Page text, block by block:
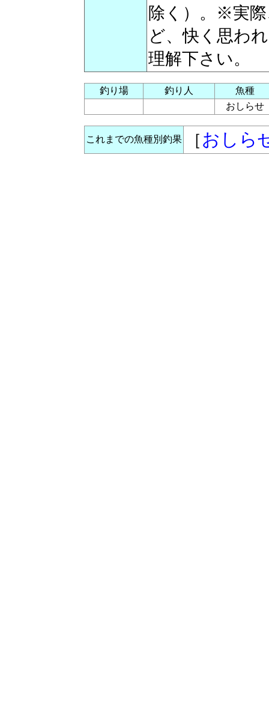
除く）。※実
ど、快く思わ
理解下さい。
釣り場 釣り人
魚種
おしらせ
これまでの魚種別釣果 ［おしら